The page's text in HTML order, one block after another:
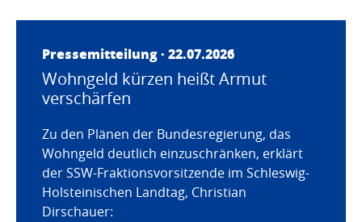
Pressemitteilung · 22.07.2026
Wohngeld kürzen heißt Armut
verschärfen
Zu den Plänen der Bundesregierung, das
Wohngeld deutlich einzuschränken, erklärt
der SSW-Fraktionsvorsitzende im Schleswig-
Holsteinischen Landtag, Christian
Dirschauer: